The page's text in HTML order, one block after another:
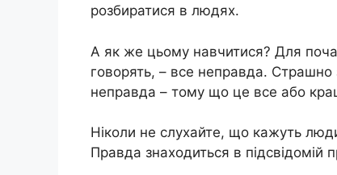
розбиратися в людях.
А як же цьому навчитися? Для
говорять, – все неправда.
неправда – тому що це все або
Ніколи не слухайте, що кажуть
Правда знаходиться в підсвідомій